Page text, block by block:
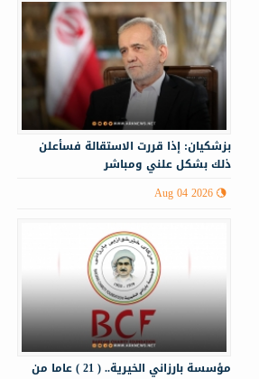
بزشكيان: إذا قررت الاستقالة فسأعلن
ذلك بشكل علني ومباشر
Aug 04 2026
مؤسسة بارزاني الخيرية.. ( 21 ) عاما من